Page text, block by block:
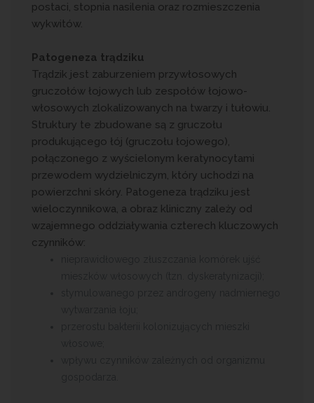
postaci, stopnia nasilenia oraz rozmieszczenia
wykwitów.
Patogeneza trądziku
Trądzik jest zaburzeniem przywłosowych
gruczołów łojowych lub zespołów łojowo-
włosowych zlokalizowanych na twarzy i tułowiu.
Struktury te zbudowane są z gruczołu
produkującego łój (gruczołu łojowego),
połączonego z wyścielonym keratynocytami
przewodem wydzielniczym, który uchodzi na
powierzchni skóry. Patogeneza trądziku jest
wieloczynnikowa, a obraz kliniczny zależy od
wzajemnego oddziaływania czterech kluczowych
czynników: